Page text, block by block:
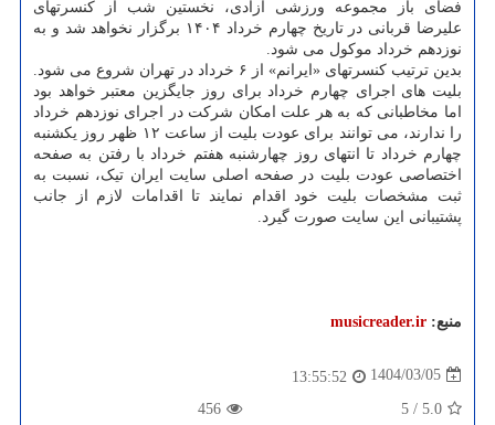
فضای باز مجموعه ورزشی آزادی، نخستین شب از کنسرتهای
علیرضا قربانی در تاریخ چهارم خرداد ۱۴۰۴ برگزار نخواهد شد و به
نوزدهم خرداد موکول می شود.
بدین ترتیب کنسرتهای «ایرانم» از ۶ خرداد در تهران شروع می شود.
بلیت های اجرای چهارم خرداد برای روز جایگزین معتبر خواهد بود
اما مخاطبانی که به هر علت امکان شرکت در اجرای نوزدهم خرداد
را ندارند، می توانند برای عودت بلیت از ساعت ۱۲ ظهر روز یکشنبه
چهارم خرداد تا انتهای روز چهارشنبه هفتم خرداد با رفتن به صفحه
اختصاصی عودت بلیت در صفحه اصلی سایت ایران تیک، نسبت به
ثبت مشخصات بلیت خود اقدام نمایند تا اقدامات لازم از جانب
پشتیبانی این سایت صورت گیرد.
منبع: musicreader.ir
1404/03/05
13:55:52
5.0
/
5
456